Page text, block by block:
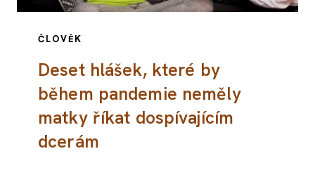
ČLOVĚK
Deset hlášek, které by
během pandemie neměly
matky říkat dospívajícím
dcerám